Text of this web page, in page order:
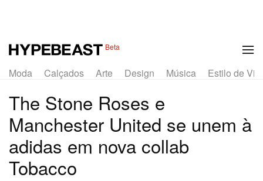
Beta
Moda Calçados Arte Design Música Estilo de
The Stone Roses e
Manchester United se unem à
adidas em nova collab
Tobacco